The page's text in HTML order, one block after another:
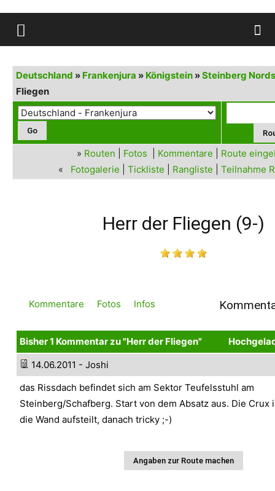
Deutschland » Frankenjura » Königstein »Steinberg
Fliegen
» Routen Fotos Kommentare
Route
« Fotogalerie Tickliste Rangliste Teilnahme
Herr der Fliegen (9-)
Kommentare Fotos Infos
Bisher 1 Kommentar zu "Herr der Fliegen"
14.06.2011 - Joshi
das Rissdach befindet sich am Sektor Teufelsstuhl am
Steinberg/Schafberg. Start von dem Absatz aus. Die Crux
die Wand aufsteilt, danach tricky ;-)